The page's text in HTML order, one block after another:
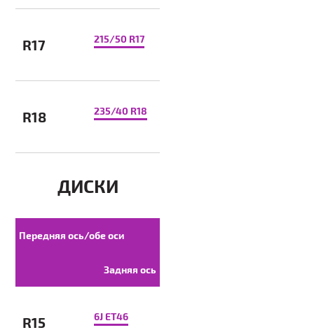
R17 215/50 R17
R18 235/40 R18
ДИСКИ
Передняя ось/обе оси
Задняя ось
R15 6J ET46